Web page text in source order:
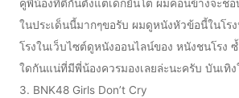
คู่พี่น้องที่ตีกันตั้งแต่เด็กยันโต ผมค่อนข้างจะช
ในประเด็นนี้มากๆขอรับ ผมดูหนังหัวข้อนี้ในโร
โรงในเว็บไซต์ดูหนังออนไลน์ของ หนังชนโรง
ใดกันแน่ที่มีพี่น้องควรมองเลยล่ะนะครับ บันเทิ
3. BNK48 Girls Don’t Cry